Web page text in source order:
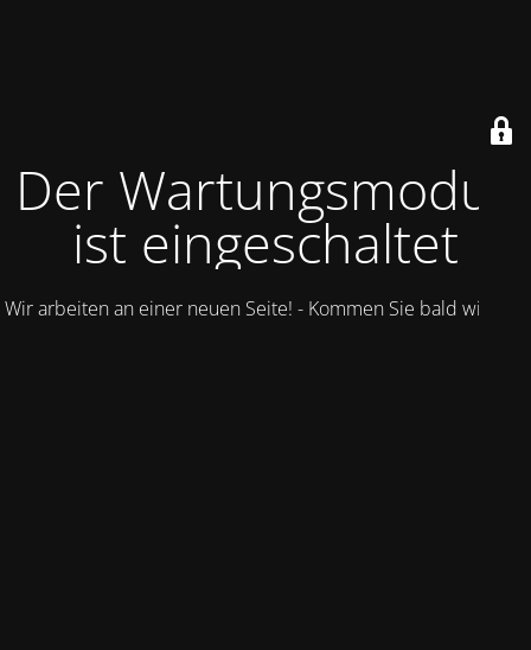
Der Wartungsmodus
ist eingeschaltet
Wir arbeiten an einer neuen Seite! - Kommen Sie bald wieder.